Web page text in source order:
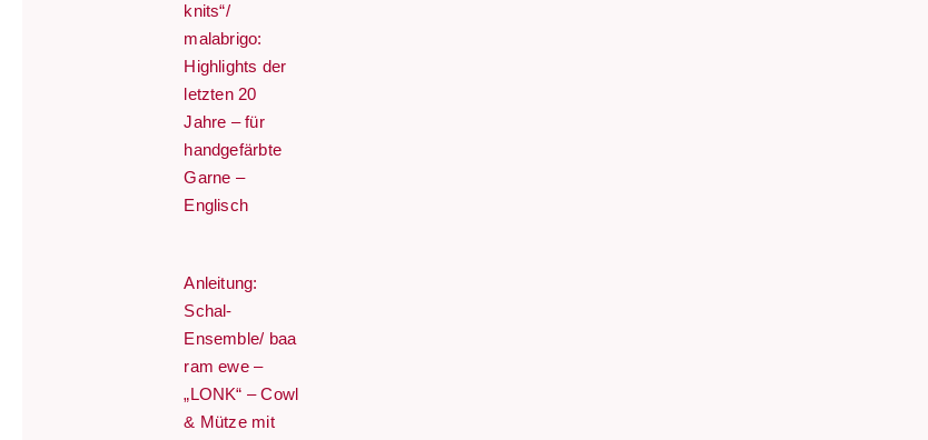
knits“/
malabrigo:
Highlights der
letzten 20
Jahre – für
handgefärbte
Garne –
Englisch
Anleitung:
Schal-
Ensemble/ baa
ram ewe –
„LONK“ – Cowl
& Mütze mit